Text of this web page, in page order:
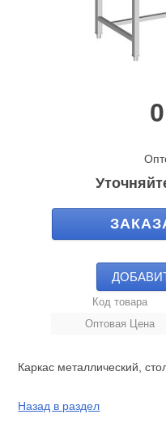
0
Код товара
Оптовая Цена
Каркас металлический,
Назад в раздел